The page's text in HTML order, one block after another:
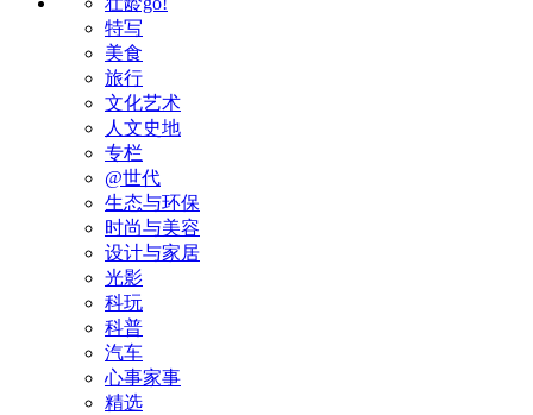
特写
美食
旅行
文化艺术
人文史地
专栏
@世代
生态与环保
时尚与美容
设计与家居
光影
科玩
科普
汽车
心事家事
精选